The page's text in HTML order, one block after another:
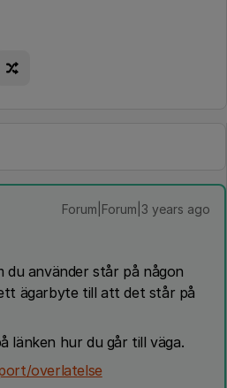
Forum|Forum|3 years ago
du använder står på någon
ägarbyte till att det står på
länken hur du går till väga.
overlatelse